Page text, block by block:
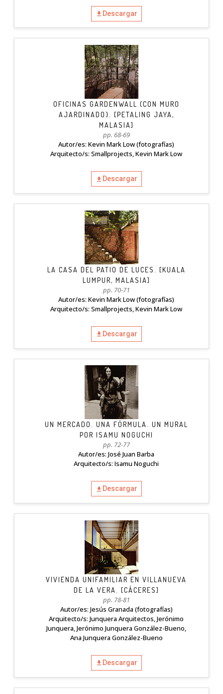
Descargar
OFICINAS GARDENWALL (CON MURO
AJARDINADO). [PETALING JAYA,
MALASIA]
pp. 68-69
Autor/es: Kevin Mark Low (fotografías)
Arquitecto/s: Smallprojects, Kevin Mark Low
Descargar
LA CASA DEL PATIO DE LUCES. [KUALA
LUMPUR, MALASIA]
pp. 70-71
Autor/es: Kevin Mark Low (fotografías)
Arquitecto/s: Smallprojects, Kevin Mark Low
Descargar
UN MERCADO. UNA FÓRMULA. UN MURAL
POR ISAMU NOGUCHI
pp. 72-77
Autor/es: José Juan Barba
Arquitecto/s: Isamu Noguchi
Descargar
VIVIENDA UNIFAMILIAR EN VILLANUEVA
DE LA VERA. [CÁCERES]
pp. 78-81
Autor/es: Jesús Granada (fotografías)
Arquitecto/s: Junquera Arquitectos, Jerónimo
Junquera, Jerónimo Junquera González-Bueno,
Ana Junquera González-Bueno
Descargar